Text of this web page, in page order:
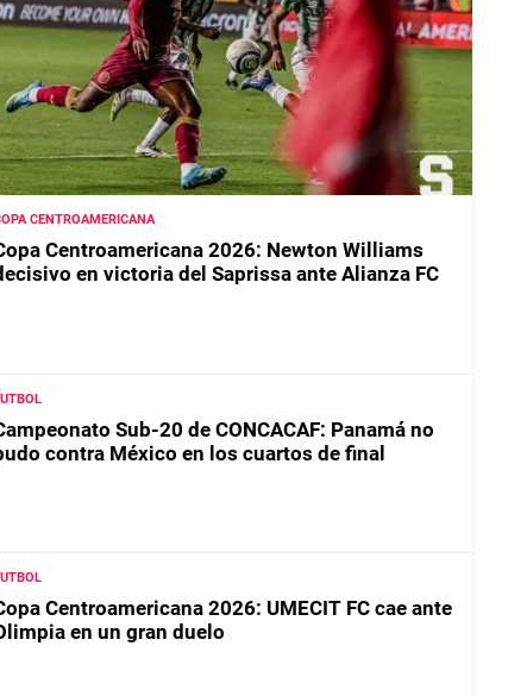
CENTROAMERICANA
Centroamericana 2026: Newton Williams
en victoria del Saprissa ante Alianza FC
Sub-20 de CONCACAF: Panamá no
contra México en los cuartos de final
Centroamericana 2026: UMECIT FC cae ante
en un gran duelo